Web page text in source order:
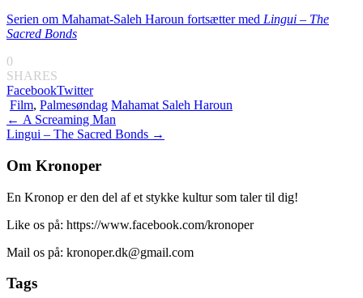
Serien om Mahamat-Saleh Haroun fortsætter med Lingui – The
Sacred Bonds
0
SHARES
FacebookTwitter
Film, Palmesøndag Mahamat Saleh Haroun
Indlægsnavigation
← A Screaming Man
Lingui – The Sacred Bonds →
Om Kronoper
En Kronop er den del af et stykke kultur som taler til dig!
Like os på: https://www.facebook.com/kronoper
Mail os på: kronoper.dk@gmail.com
Tags